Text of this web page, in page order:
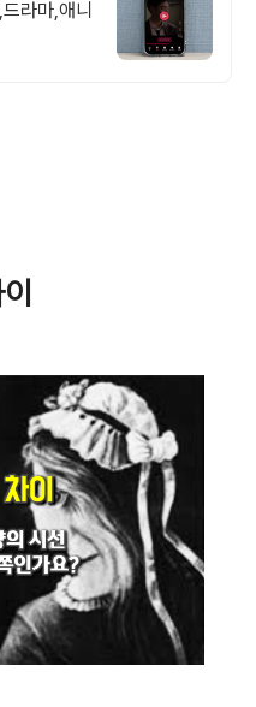
라마,애니